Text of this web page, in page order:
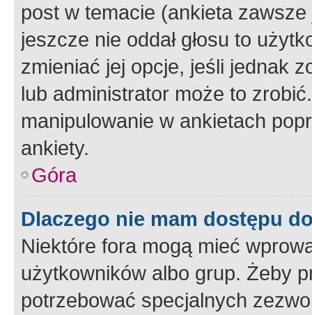
post w temacie (ankieta
jeszcze nie oddał głosu to
zmieniać jej opcje, jeśli jednak
lub administrator może to
manipulowanie w ankietach
ankiety.
Góra
Dlaczego nie mam dostępu
Niektóre fora mogą mieć
użytkowników albo grup. Żeby
potrzebować specjalnych